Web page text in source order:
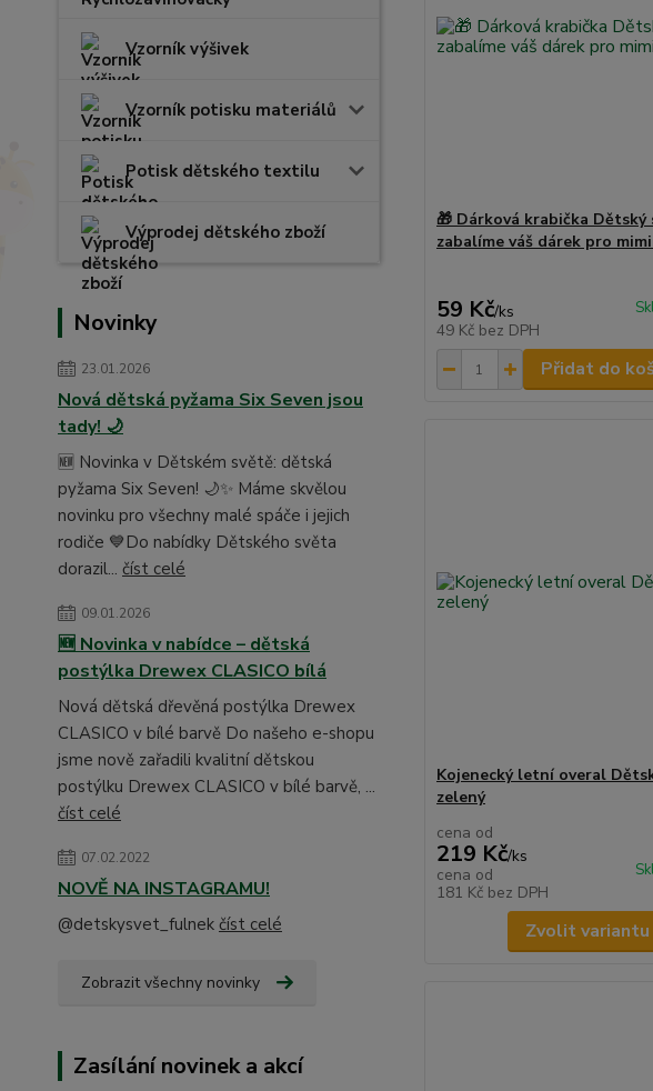
Vzorník výšivek
Vzorník potisku materiálů
Potisk dětského textilu
Výprodej dětského zboží
Novinky
23.01.2026
Nová dětská pyžama Six Seven jsou
tady! 🌙
🆕 Novinka v Dětském světě: dětská
pyžama Six Seven! 🌙✨ Máme skvělou
novinku pro všechny malé spáče i jejich
rodiče 💙Do nabídky Dětského světa
dorazil... číst celé
09.01.2026
🆕 Novinka v nabídce – dětská
postýlka Drewex CLASICO bílá
Nová dětská dřevěná postýlka Drewex
CLASICO v bílé barvě Do našeho e-shopu
jsme nově zařadili kvalitní dětskou
postýlku Drewex CLASICO v bílé barvě, ...
číst celé
07.02.2022
NOVĚ NA INSTAGRAMU!
@detskysvet_fulnek číst celé
Zobrazit všechny novinky
Zasílání novinek a akcí
🎁 Dárková krabička Dětský
zabalíme váš dárek pro
59 Kč/ks
49 Kč bez DPH
Přidat do
Kojenecký letní overal
zelený
cena od
219 Kč/ks
cena od
181 Kč bez DPH
Zvolit variantu